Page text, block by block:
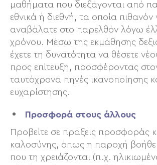
μαθήματα που διεξάγονται από
εθνικά ή διεθνή, τα οποία πιθανόν
αναβάλατε στο παρελθόν λόγω
χρόνου. Μέσω της εκμάθησης
έχετε τη δυνατότητα να θέσετε
προς επίτευξη, προσφέροντας
ταυτόχρονα πηγές ικανοποίησης
ευχαρίστησης.
Προσφορά στους άλλους
Προβείτε σε πράξεις προσφοράς
καλοσύνης, όπως η παροχή
που τη χρειάζονται (π.χ.